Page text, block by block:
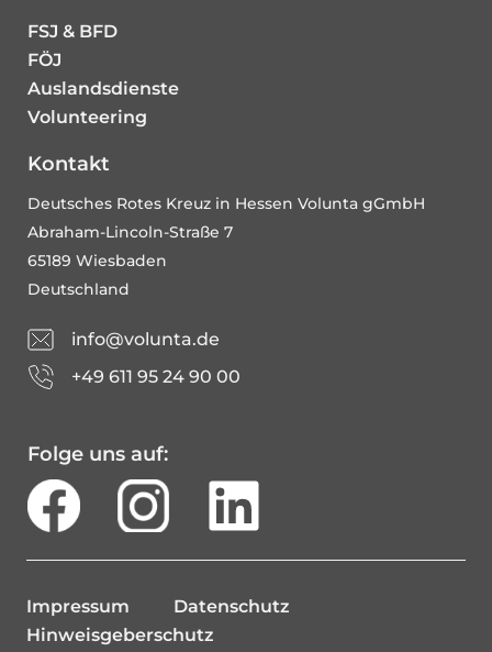
FSJ & BFD
FÖJ
Auslandsdienste
Volunteering
Kontakt
Deutsches Rotes Kreuz in Hessen Volunta gGmbH
Abraham-Lincoln-Straße 7
65189 Wiesbaden
Deutschland
info@volunta.de
+49 611 95 24 90 00
Folge uns auf:
Impressum
Datenschutz
Hinweisgeberschutz